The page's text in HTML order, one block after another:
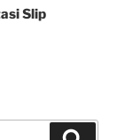
Slip